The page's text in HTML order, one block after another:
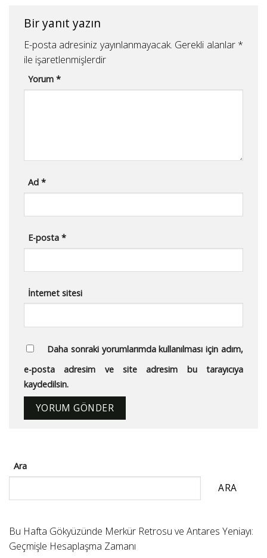
Bir yanıt yazın
E-posta adresiniz yayınlanmayacak. Gerekli alanlar *
ile işaretlenmişlerdir
Yorum*
Ad*
E-posta*
İnternet sitesi
Daha sonraki yorumlarımda kullanılması için adım,
e-posta adresim ve site adresim bu tarayıcıya
kaydedilsin.
Ara
ARA
Bu Hafta Gökyüzünde Merkür Retrosu ve Antares Yeniayı:
Geçmişle Hesaplaşma Zamanı